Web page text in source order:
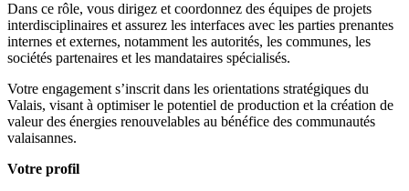
Dans ce rôle, vous dirigez et coordonnez des équipes de projets
interdisciplinaires et assurez les interfaces avec les parties prenantes
internes et externes, notamment les autorités, les communes, les
sociétés partenaires et les mandataires spécialisés.
Votre engagement s’inscrit dans les orientations stratégiques du
Valais, visant à optimiser le potentiel de production et la création de
valeur des énergies renouvelables au bénéfice des communautés
valaisannes.
Votre profil